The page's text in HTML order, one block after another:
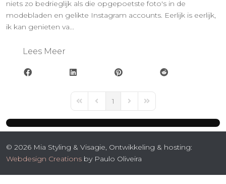
niets zo bedrieglijk als die opgepoetste foto's in de
modebladen en gelikte Instagram accounts. Eerlijk is eerlijk,
ik kan genieten va...
Lees Meer
First PagePrevious Page
1 Next PageLast Page
© 2026 Mia Styling & Visagie, Ontwikkeling & hosting:
Webdesign Creations by Paulo Oliveira